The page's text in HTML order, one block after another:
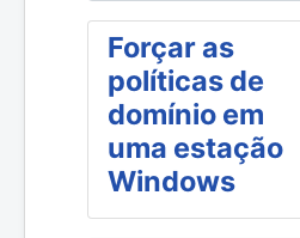
Forçar as
políticas de
domínio em
uma estação
Windows